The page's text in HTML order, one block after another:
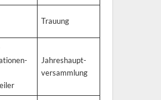
Trauung
Jahreshaupt-
versammlung